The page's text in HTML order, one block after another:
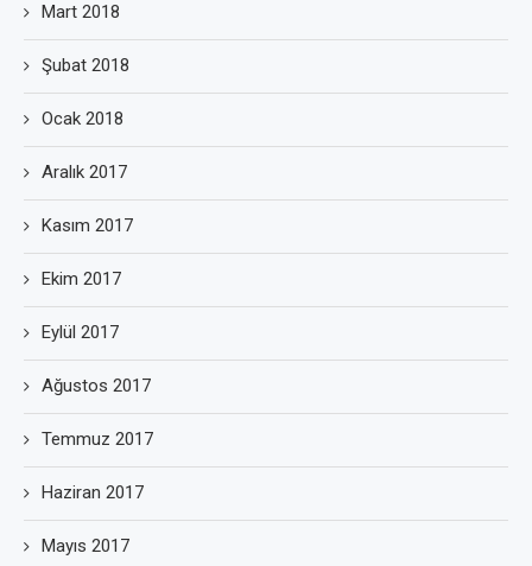
Mart 2018
Şubat 2018
Ocak 2018
Aralık 2017
Kasım 2017
Ekim 2017
Eylül 2017
Ağustos 2017
Temmuz 2017
Haziran 2017
Mayıs 2017